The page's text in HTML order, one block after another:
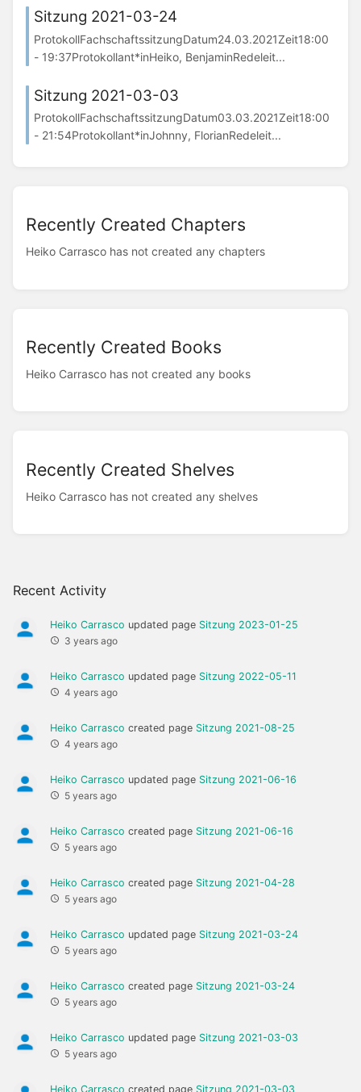
Recent Activity
Heiko Carrasco updated page Sitzung 2023-01-25
3 years ago
Heiko Carrasco updated page Sitzung 2022-05-11
4 years ago
Heiko Carrasco created page Sitzung 2021-08-25
4 years ago
Heiko Carrasco updated page Sitzung 2021-06-16
5 years ago
Heiko Carrasco created page Sitzung 2021-06-16
5 years ago
Heiko Carrasco created page Sitzung 2021-04-28
5 years ago
Heiko Carrasco updated page Sitzung 2021-03-24
5 years ago
Heiko Carrasco created page Sitzung 2021-03-24
5 years ago
Heiko Carrasco updated page Sitzung 2021-03-03
5 years ago
Heiko Carrasco created page Sitzung 2021-03-03
Sitzung 2021-03-24
ProtokollFachschaftssitzungDatum24.03.2021Zeit18:00
- 19:37Protokollant*inHeiko, BenjaminRedeleit...
Sitzung 2021-03-03
ProtokollFachschaftssitzungDatum03.03.2021Zeit18:00
- 21:54Protokollant*inJohnny, FlorianRedeleit...
Recently Created Chapters
Heiko Carrasco has not created any chapters
Recently Created Books
Heiko Carrasco has not created any books
Recently Created Shelves
Heiko Carrasco has not created any shelves